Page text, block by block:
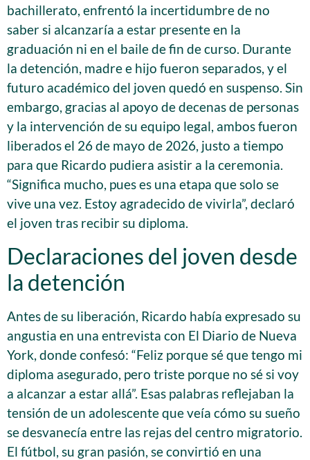
bachillerato, enfrentó la incertidumbre de no
saber si alcanzaría a estar presente en la
graduación ni en el baile de fin de curso. Durante
la detención, madre e hijo fueron separados, y el
futuro académico del joven quedó en suspenso. Sin
embargo, gracias al apoyo de decenas de personas
y la intervención de su equipo legal, ambos fueron
liberados el 26 de mayo de 2026, justo a tiempo
para que Ricardo pudiera asistir a la ceremonia.
“Significa mucho, pues es una etapa que solo se
vive una vez. Estoy agradecido de vivirla”, declaró
el joven tras recibir su diploma.
Declaraciones del joven desde
la detención
Antes de su liberación, Ricardo había expresado su
angustia en una entrevista con El Diario de Nueva
York, donde confesó: “Feliz porque sé que tengo mi
diploma asegurado, pero triste porque no sé si voy
a alcanzar a estar allá”. Esas palabras reflejaban la
tensión de un adolescente que veía cómo su sueño
se desvanecía entre las rejas del centro migratorio.
El fútbol, su gran pasión, se convirtió en una